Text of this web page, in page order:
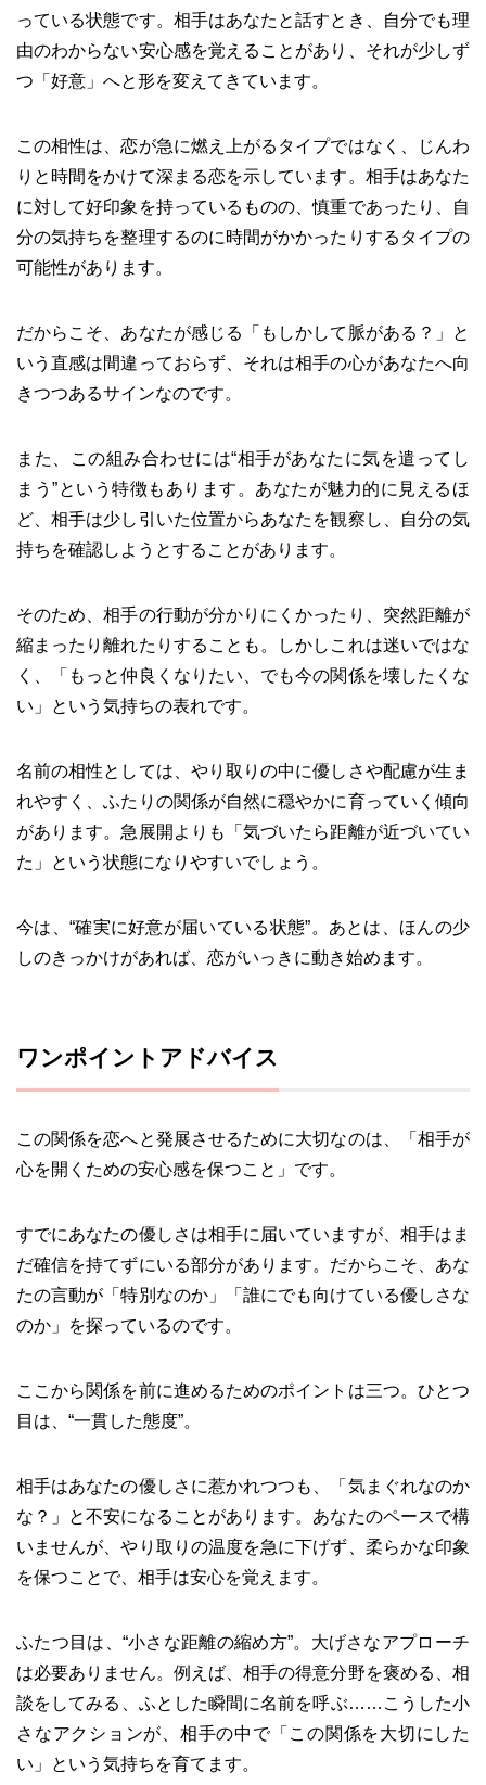
っている状態です。相手はあなたと話すとき、自分でも理
由のわからない安心感を覚えることがあり、それが少しず
つ「好意」へと形を変えてきています。
この相性は、恋が急に燃え上がるタイプではなく、じんわ
りと時間をかけて深まる恋を示しています。相手はあなた
に対して好印象を持っているものの、慎重であったり、自
分の気持ちを整理するのに時間がかかったりするタイプの
可能性があります。
だからこそ、あなたが感じる「もしかして脈がある？」と
いう直感は間違っておらず、それは相手の心があなたへ向
きつつあるサインなのです。
また、この組み合わせには“相手があなたに気を遣ってし
まう”という特徴もあります。あなたが魅力的に見えるほ
ど、相手は少し引いた位置からあなたを観察し、自分の気
持ちを確認しようとすることがあります。
そのため、相手の行動が分かりにくかったり、突然距離が
縮まったり離れたりすることも。しかしこれは迷いではな
く、「もっと仲良くなりたい、でも今の関係を壊したくな
い」という気持ちの表れです。
名前の相性としては、やり取りの中に優しさや配慮が生ま
れやすく、ふたりの関係が自然に穏やかに育っていく傾向
があります。急展開よりも「気づいたら距離が近づいてい
た」という状態になりやすいでしょう。
今は、“確実に好意が届いている状態”。あとは、ほんの少
しのきっかけがあれば、恋がいっきに動き始めます。
ワンポイントアドバイス
この関係を恋へと発展させるために大切なのは、「相手が
心を開くための安心感を保つこと」です。
すでにあなたの優しさは相手に届いていますが、相手はま
だ確信を持てずにいる部分があります。だからこそ、あな
たの言動が「特別なのか」「誰にでも向けている優しさな
のか」を探っているのです。
ここから関係を前に進めるためのポイントは三つ。ひとつ
目は、“一貫した態度”。
相手はあなたの優しさに惹かれつつも、「気まぐれなのか
な？」と不安になることがあります。あなたのペースで構
いませんが、やり取りの温度を急に下げず、柔らかな印象
を保つことで、相手は安心を覚えます。
ふたつ目は、“小さな距離の縮め方”。大げさなアプローチ
は必要ありません。例えば、相手の得意分野を褒める、相
談をしてみる、ふとした瞬間に名前を呼ぶ……こうした小
さなアクションが、相手の中で「この関係を大切にした
い」という気持ちを育てます。